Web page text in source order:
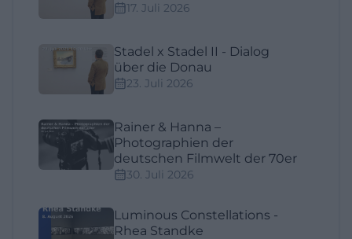
17. Juli 2026
Stadel x Stadel II - Dialog
über die Donau
23. Juli 2026
Rainer & Hanna –
Photographien der
deutschen Filmwelt der 70er
30. Juli 2026
Luminous Constellations -
Rhea Standke